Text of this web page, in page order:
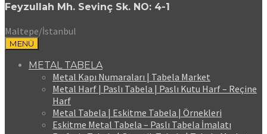
Feyzullah Mh. Sevinç Sk. NO: 4-1
Maltepe/İstanbul
MENÜ
METAL TABELA
Metal Kapı Numaraları | Tabela Market
Metal Harf | Paslı Tabela | Paslı Kutu Harf – Reçine
Harf
Metal Tabela | Eskitme Tabela | Örnekleri
Eskitme Metal Tabela – Paslı Tabela İmalatı